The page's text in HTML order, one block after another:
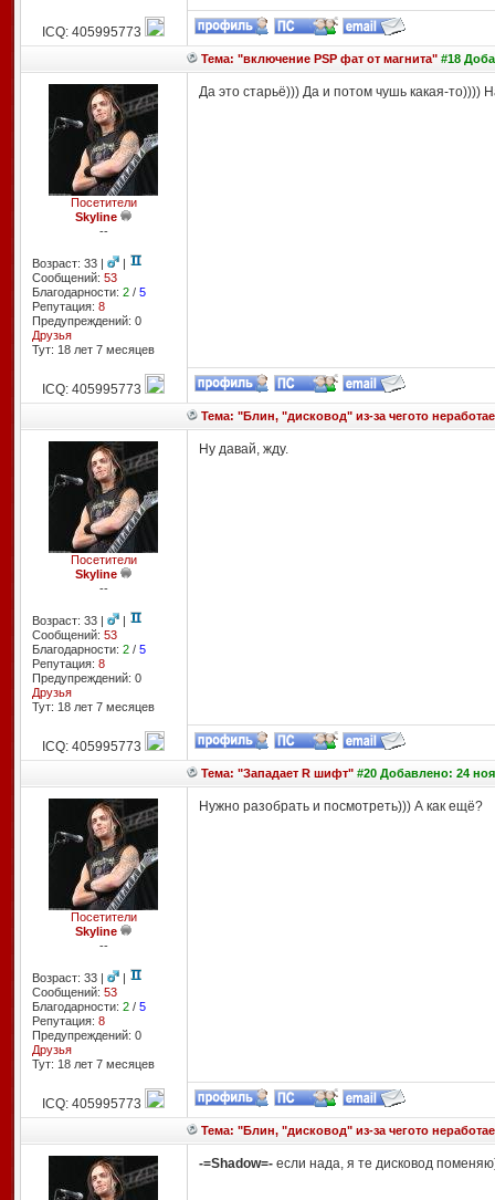
ICQ: 405995773
Тема: "включение PSP фат от магнита"#18
Посетители
Skyline
--
Возраст: 33 |
|
Сообщений: 53
Благодарности: 2/ 5
Репутация: 8
Предупреждений: 0
Друзья
Тут: 18 лет 7 месяцев
Да это старьё))) Да и потом чушь какая-то))))
ICQ: 405995773
Тема: "Блин, "дисковод" из-за чегото
Посетители
Skyline
--
Возраст: 33 |
|
Сообщений: 53
Благодарности: 2/ 5
Репутация: 8
Предупреждений: 0
Друзья
Тут: 18 лет 7 месяцев
Ну давай, жду.
ICQ: 405995773
Тема: "Западает R шифт"#20 Добавлено: 24
Посетители
Skyline
--
Возраст: 33 |
|
Сообщений: 53
Благодарности: 2/ 5
Репутация: 8
Предупреждений: 0
Друзья
Тут: 18 лет 7 месяцев
Нужно разобрать и посмотреть))) А как ещё?
ICQ: 405995773
Тема: "Блин, "дисковод" из-за чегото
-=Shadow=-если нада, я те дисковод